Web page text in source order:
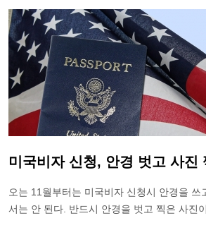
미국비자 신청, 안경 벗고 사진
오는 11월부터는 미국비자 신청시 안경을 쓰
서는 안 된다. 반드시 안경을 벗고 찍은 사진